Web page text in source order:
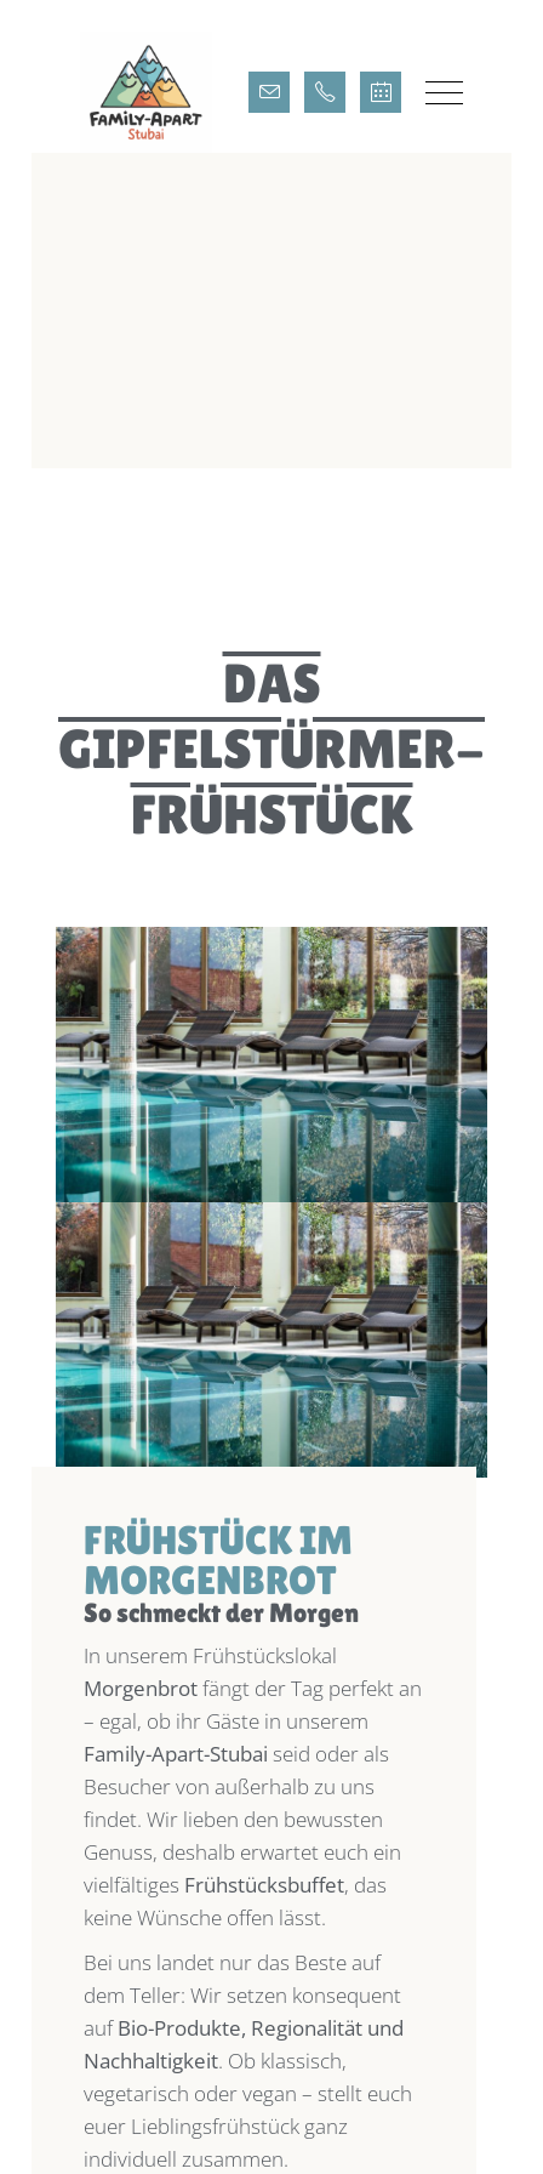
DAS
GIPFELSTÜRMER-
FRÜHSTÜCK
FRÜHSTÜCK IM
MORGENBROT
So schmeckt der Morgen
In unserem Frühstückslokal
Morgenbrotfängt der Tag perfekt an
– egal, ob ihr Gäste in unserem
Family-Apart-Stubai seid oder als
Besucher von außerhalb zu uns
findet. Wir lieben den bewussten
Genuss, deshalb erwartet euch ein
vielfältiges Frühstücksbuffet, das
keine Wünsche offen lässt.
Bei uns landet nur das Beste auf
dem Teller: Wir setzen konsequent
aufBio-Produkte, Regionalität und
Nachhaltigkeit. Ob klassisch,
vegetarisch oder vegan – stellt euch
euer Lieblingsfrühstück ganz
individuell zusammen.